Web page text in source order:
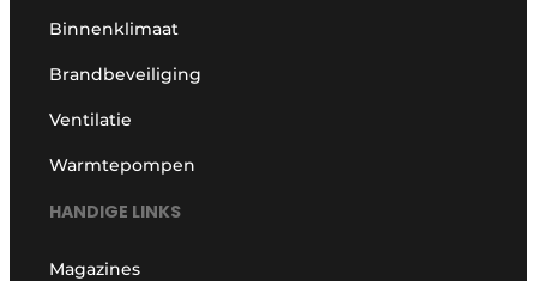
Binnenklimaat
Brandbeveiliging
Ventilatie
Warmtepompen
HANDIGE LINKS
Magazines